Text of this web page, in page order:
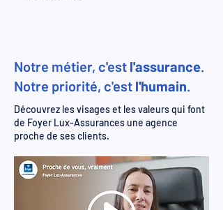
Notre métier, c'est l'assurance.
Notre priorité, c'est l'humain.
Découvrez les visages et les valeurs qui font
de Foyer Lux-Assurances une agence
proche de ses clients.